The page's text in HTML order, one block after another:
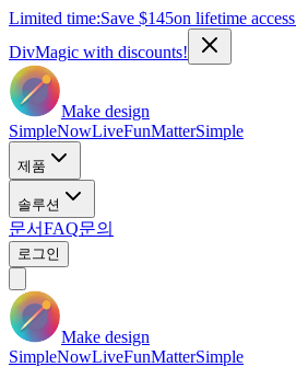
Limited time:Save $145on lifetime access
DivMagic with discounts!
Make design
SimpleNowLiveFunMatterSimple
제품
솔루션
문서FAQ문의
로그인
Make design
SimpleNowLiveFunMatterSimple